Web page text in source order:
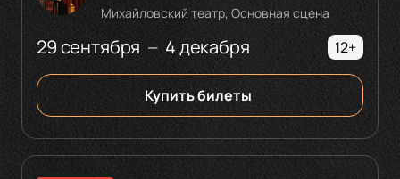
29 сентября — 4 декабря
Михайловский театр, Основная сцена
12+
Купить билеты